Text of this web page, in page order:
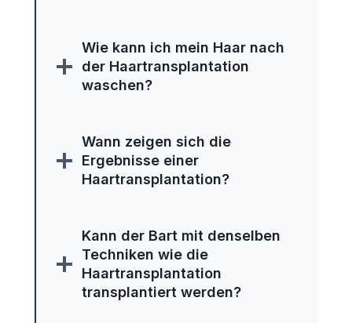
Wie kann ich mein Haar nach
der Haartransplantation
waschen?
Wann zeigen sich die
Ergebnisse einer
Haartransplantation?
Kann der Bart mit denselben
Techniken wie die
Haartransplantation
transplantiert werden?